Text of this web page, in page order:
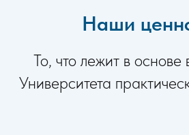
Наши
То, что лежит в основе
Университета